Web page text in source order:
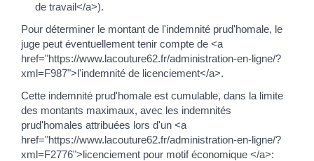
de travail</a>).
Pour déterminer le montant de l'indemnité prud'homale, le
juge peut éventuellement tenir compte de <a
href="https://www.lacouture62.fr/administration-en-ligne/?
xml=F987">l'indemnité de licenciement</a>.
Cette indemnité prud'homale est cumulable, dans la limite
des montants maximaux, avec les indemnités
prud'homales attribuées lors d'un <a
href="https://www.lacouture62.fr/administration-en-ligne/?
xml=F2776">licenciement pour motif économique </a>: